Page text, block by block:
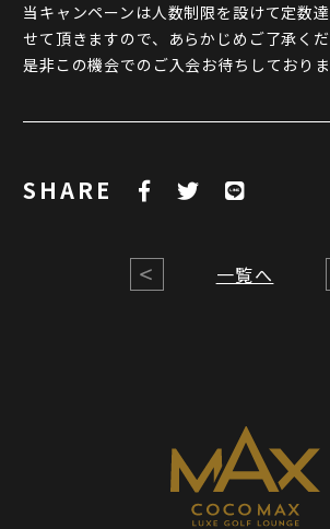
当キャンペーンは人数制限を設けて定数
せて頂きますので、あらかじめご了承くだ
是非この機会でのご入会お待ちしておりま
SHARE
一覧へ